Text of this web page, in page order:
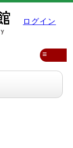
ログイン
≡